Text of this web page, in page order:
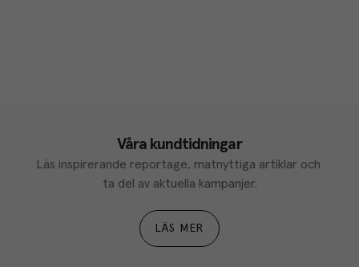
Våra kundtidningar
Läs inspirerande reportage, matnyttiga artiklar och
ta del av aktuella kampanjer.
LÄS MER